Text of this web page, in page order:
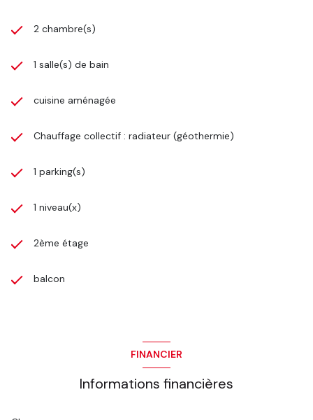
2 chambre(s)
1 salle(s) de bain
cuisine aménagée
Chauffage collectif : radiateur (géothermie)
1 parking(s)
1 niveau(x)
2ème étage
balcon
FINANCIER
Informations financières